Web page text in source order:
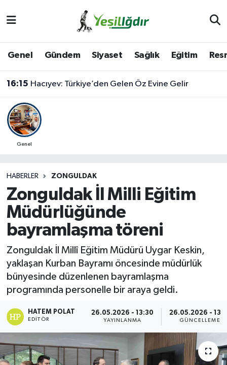
Genel Gündem Siyaset Sağlık Eğitim
16:15 Hacıyev: Türkiye’den Gelen Öz Evine Gelir
Genel
HABERLER ZONGULDAK
Zonguldak İl Milli Eğitim
Müdürlüğünde
bayramlaşma töreni
Zonguldak İl Millî Eğitim Müdürü Uygar Keskin,
yaklaşan Kurban Bayramı öncesinde müdürlük
bünyesinde düzenlenen bayramlaşma
programında personelle bir araya geldi.
HATEM POLAT
EDITÖR
26.05.2026 - 13:30
YAYINLANMA
26.05.2026 -
GÜNCELLEME
İğdir Namaz Vakitleri
Iğdır Trafik Yoğunluk Haritası
Süper Lig Puan Durumu ve Fikstür
Son Dakika Haberleri
Haber Arşivi